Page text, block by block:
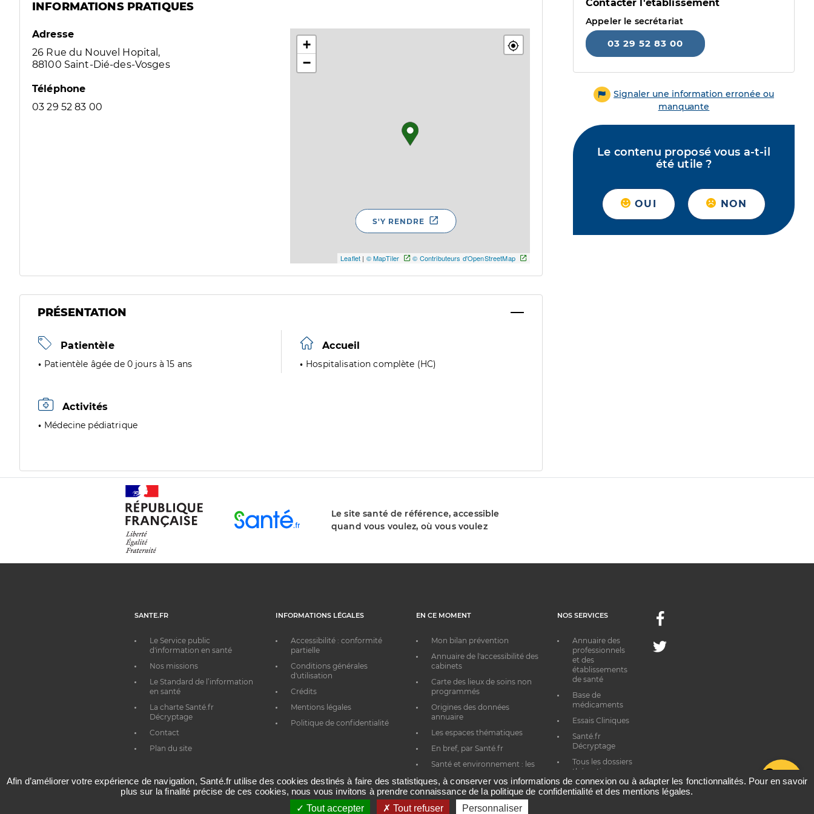
INFORMATIONS PRATIQUES
Adresse
26 Rue du Nouvel Hopital,
88100 Saint-Dié-des-Vosges
Téléphone
03 29 52 83 00
+
−
Leaflet | © MapTiler © Contributeurs d'OpenStreetMap
S'Y RENDRE
PRÉSENTATION
Patientèle
Patientèle âgée de 0 jours à 15 ans
Accueil
Hospitalisation complète (HC)
Activités
Médecine pédiatrique
Contacter l'établissement
Appeler le secrétariat
03 29 52 83 00
Signaler une information erronée ou
manquante
Le contenu proposé vous a-t-il
été utile ?
OUI NON
Le site santé de référence, accessible
quand vous voulez, où vous voulez
SANTE.FR
Le Service public
d'information en santé
Nos missions
Le Standard de l’information
en santé
La charte Santé.fr
Décryptage
Contact
Plan du site
INFORMATIONS LÉGALES
Accessibilité : conformité
partielle
Conditions générales
d'utilisation
Crédits
Mentions légales
Politique de confidentialité
EN CE MOMENT
Mon bilan prévention
Annuaire de l'accessibilité des
cabinets
Carte des lieux de soins non
programmés
Origines des données
annuaire
Les espaces thématiques
En bref, par Santé.fr
Santé et environnement : les
NOS SERVICES
Annuaire des
professionnels
et des
établissements
de santé
Base de
médicaments
Essais Cliniques
Santé.fr
Décryptage
Tous les dossiers
thématiques
Facebook
Twitter
Afin d’améliorer votre expérience de navigation, Santé.fr utilise des cookies destinés à faire des statistiques, à conserver vos informations de connexion ou à adapter les fonctionnalités. Pour en savoir
plus sur la finalité précise de ces cookies, nous vous invitons à prendre connaissance de la politique de confidentialité et des mentions légales.
Tout accepter
Tout refuser Personnaliser